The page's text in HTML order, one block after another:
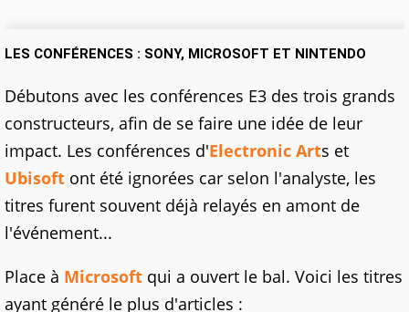
LES CONFÉRENCES : SONY, MICROSOFT ET NINTENDO
Débutons avec les conférences E3 des trois grands
constructeurs, afin de se faire une idée de leur
impact. Les conférences d'Electronic Arts et
Ubisoft ont été ignorées car selon l'analyste, les
titres furent souvent déjà relayés en amont de
l'événement...
Place à Microsoft qui a ouvert le bal. Voici les titres
ayant généré le plus d'articles :